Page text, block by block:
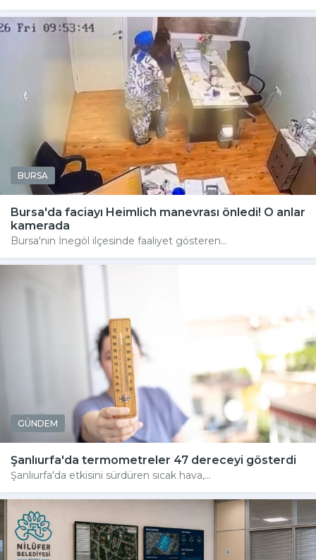
BURSA
Bursa'da faciayı Heimlich manevrası önledi! O anlar
kamerada
Bursa'nın İnegöl ilçesinde faaliyet gösteren...
GÜNDEM
Şanlıurfa'da termometreler 47 dereceyi gösterdi
Şanlıurfa'da etkisini sürdüren sıcak hava,...